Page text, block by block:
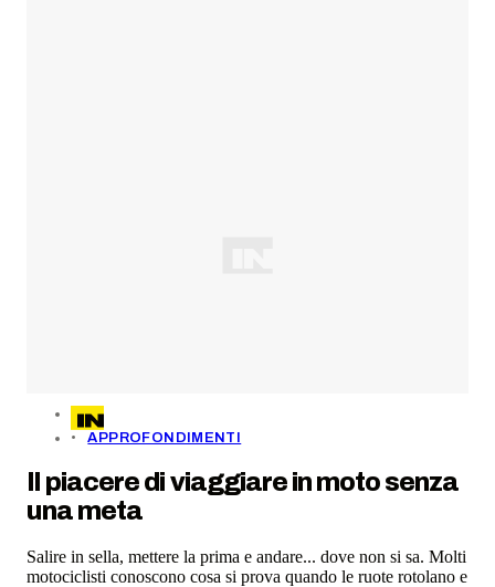
APPROFONDIMENTI
Il piacere di viaggiare in moto senza
una meta
Salire in sella, mettere la prima e andare... dove non si sa. Molti
motociclisti conoscono cosa si prova quando le ruote rotolano e